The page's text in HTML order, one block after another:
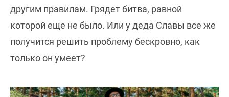
другим правилам. Грядет битва, равной
которой еще не было. Или у деда Славы все же
получится решить проблему бескровно, как
только он умеет?